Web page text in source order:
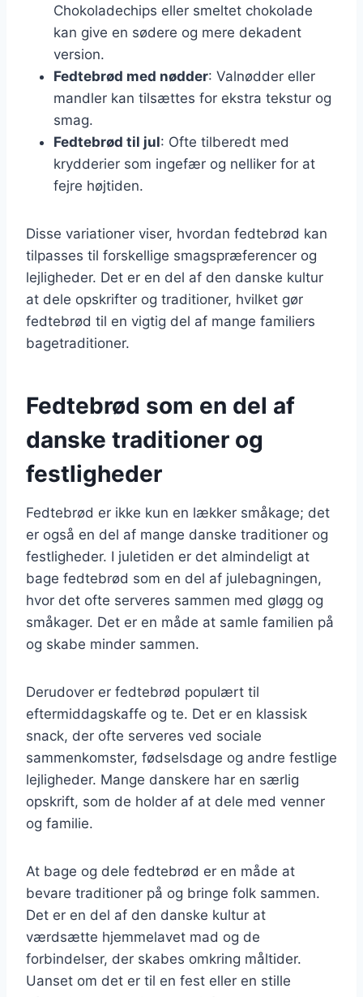
Chokoladechips eller smeltet chokolade
kan give en sødere og mere dekadent
version.
Fedtebrød med nødder: Valnødder eller
mandler kan tilsættes for ekstra tekstur og
smag.
Fedtebrød til jul: Ofte tilberedt med
krydderier som ingefær og nelliker for at
fejre højtiden.
Disse variationer viser, hvordan fedtebrød kan
tilpasses til forskellige smagspræferencer og
lejligheder. Det er en del af den danske kultur
at dele opskrifter og traditioner, hvilket gør
fedtebrød til en vigtig del af mange familiers
bagetraditioner.
Fedtebrød som en del af
danske traditioner og
festligheder
Fedtebrød er ikke kun en lækker småkage; det
er også en del af mange danske traditioner og
festligheder. I juletiden er det almindeligt at
bage fedtebrød som en del af julebagningen,
hvor det ofte serveres sammen med gløgg og
småkager. Det er en måde at samle familien på
og skabe minder sammen.
Derudover er fedtebrød populært til
eftermiddagskaffe og te. Det er en klassisk
snack, der ofte serveres ved sociale
sammenkomster, fødselsdage og andre festlige
lejligheder. Mange danskere har en særlig
opskrift, som de holder af at dele med venner
og familie.
At bage og dele fedtebrød er en måde at
bevare traditioner på og bringe folk sammen.
Det er en del af den danske kultur at
værdsætte hjemmelavet mad og de
forbindelser, der skabes omkring måltider.
Uanset om det er til en fest eller en stille